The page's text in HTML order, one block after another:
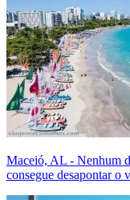
Maceió, AL - Nenhum
consegue desapontar o